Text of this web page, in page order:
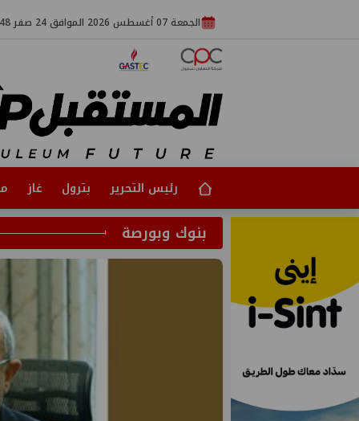
الجمعة 07 أغسطس 2026 الموافق 24 صفر 1448
رئيس التحرير بترول غاز
بنوك وبورصة